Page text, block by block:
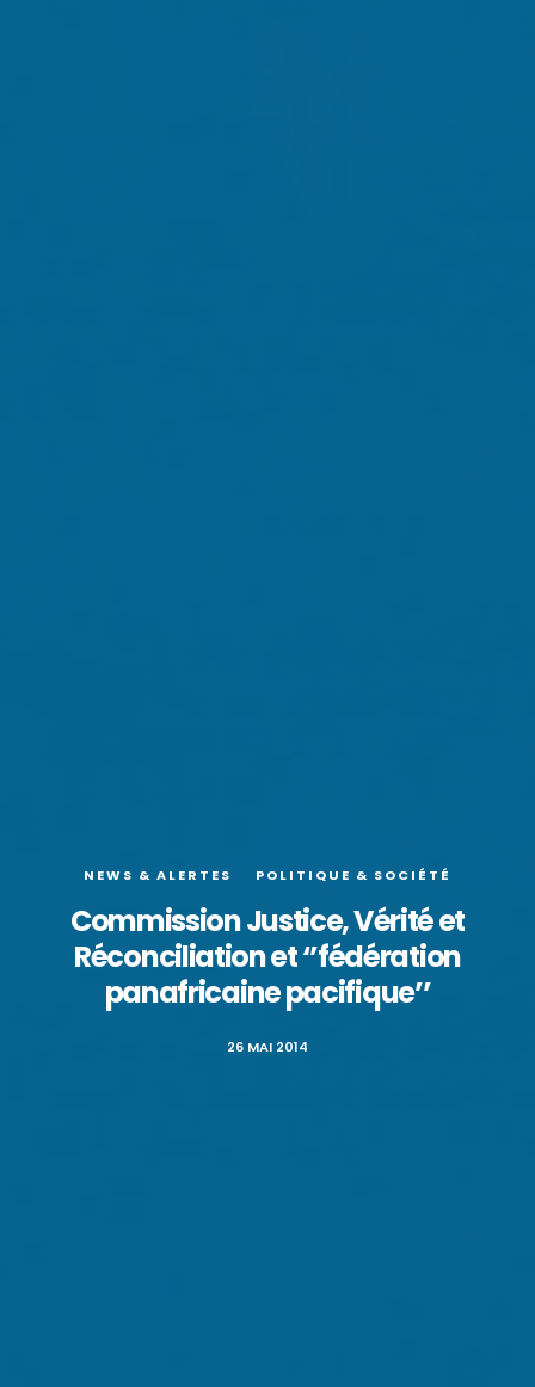
NEWS & ALERTES POLITIQUE & SOCIÉTÉ
Commission Justice, Vérité et
Réconciliation et ‘’fédération
panafricaine pacifique’’
26 MAI 2014